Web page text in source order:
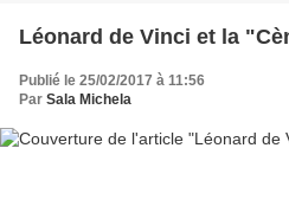
Léonard de Vinci et la
Publié le 25/02/2017 à 11:56
Par Sala Michela